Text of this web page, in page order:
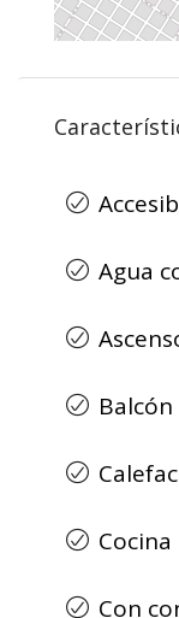
Agua
Balcón
Cocina
Con